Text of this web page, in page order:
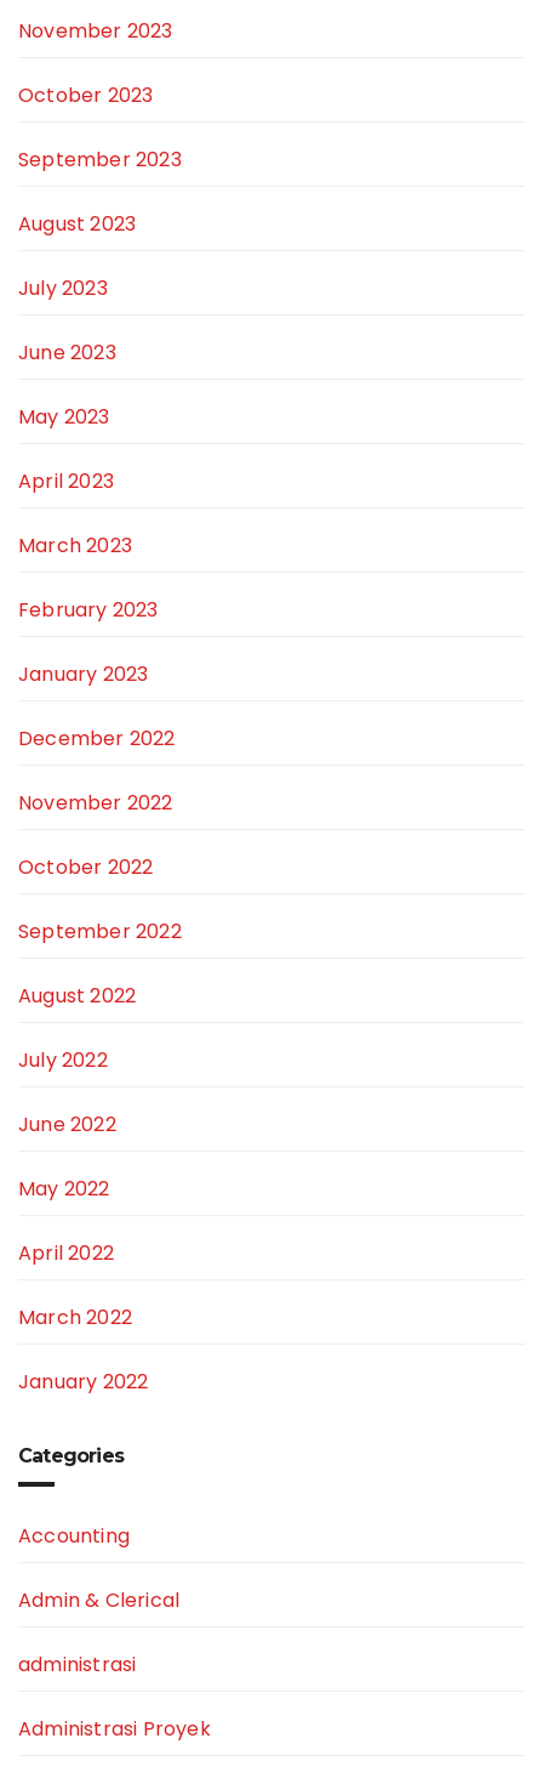
November 2023
October 2023
September 2023
August 2023
July 2023
June 2023
May 2023
April 2023
March 2023
February 2023
January 2023
December 2022
November 2022
October 2022
September 2022
August 2022
July 2022
June 2022
May 2022
April 2022
March 2022
January 2022
Categories
Accounting
Admin & Clerical
administrasi
Administrasi Proyek